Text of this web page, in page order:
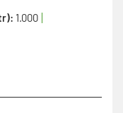
1.000